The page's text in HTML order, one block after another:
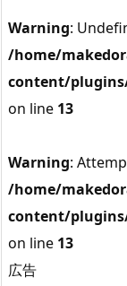
Warning:
/home/
content/
on line 13
Warning:
/home/
content/
on line 13
広告